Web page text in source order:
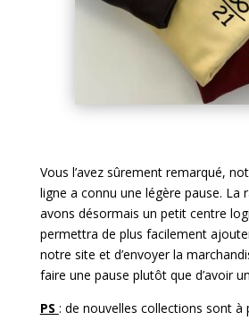
Vous l’avez sûrement remarqué,
ligne a connu une légère pause. La
avons désormais un petit centre
permettra de plus facilement
notre site et d’envoyer la
faire une pause plutôt que d’avoir
PS : de nouvelles collections sont à